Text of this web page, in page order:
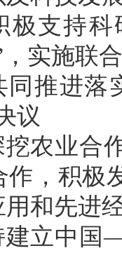
极支持
实施联
同推进落
议
挖农业合
作，积极
和先进
建立中国